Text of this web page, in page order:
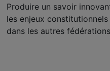
Produire un savoir
les enjeux
dans les autres